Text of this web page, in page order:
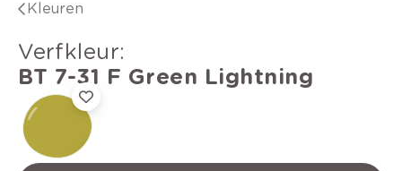
Kleuren
verfkleur:
BT 7-31 F Green Lightning